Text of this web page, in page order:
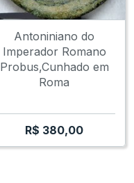
Antoniniano do
Imperador Romano
Probus,Cunhado em
Roma
R$ 380,00